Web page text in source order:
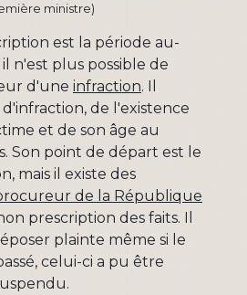
ministre)
est la période au-
n'est plus possible de
d'une infraction. Il
de l'existence
et de son âge au
Son point de départ est le
mais il existe des
de la République
prescription des faits. Il
plainte même si le
celui-ci a pu être